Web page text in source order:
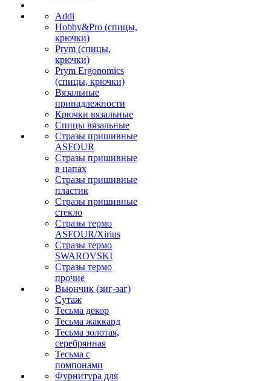
Addi
Hobby&Pro (спицы,
крючки)
Prym (спицы,
крючки)
Prym Ergonomics
(спицы, крючки)
Вязальные
принадлежности
Крючки вязальные
Спицы вязальные
Стразы пришивные
ASFOUR
Стразы пришивные
в цапах
Стразы пришивные
пластик
Стразы пришивные
стекло
Стразы термо
ASFOUR/Xirius
Стразы термо
SWAROVSKI
Стразы термо
прочие
Вьюнчик (зиг-заг)
Сутаж
Тесьма декор
Тесьма жаккард
Тесьма золотая,
серебрянная
Тесьма с
помпонами
Фурнитура для